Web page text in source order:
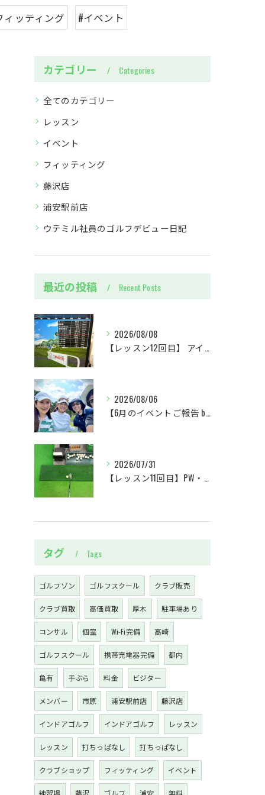
ィッティング #イベント
カテゴリー Categories
全てのカテゴリー
レッスン
イベント
フィッティング
藤沢店
浦安駅前店
ウテミル社員のゴルフデビュー日記
最近の投稿 Recent Posts
2026/08/08
【レッスン12回目】 アイアンを全力で振る練習&ユーティリティ上達への一歩
2026/08/06
【6月のイベントご報告 by リサオコーチ】
2026/07/31
【レッスン11回目】PW・SWクラブの使い分け＆パターに初挑戦
タグ Tags
ゴルフゾン ゴルフスクール クラブ販売
クラブ買取 高価買取 厚木 駐車場あり
コンサル 個室 Wi-Fi完備 高崎
ゴルフスクール 携帯充電器完備 都内
亀有 手ぶら 料金 ビジター
メンバー 市原 浦安駅前店 藤沢店
インドアゴルフ インドアゴルフ レッスン
レッスン 打ちっぱなし 打ちっぱなし
クラブショップ フィッティング イベント
練習場 藤沢 ゴルフ 浦安 無料